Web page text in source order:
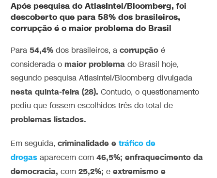
Após pesquisa do AtlasIntel/Bloomberg, foi
descoberto que para 58% dos brasileiros,
corrupção é o maior problema do Brasil
Para 54,4% dos brasileiros, acorrupção é
considerada omaior problemado Brasil hoje,
segundo pesquisa AtlasIntel/Bloomberg divulgada
nesta quinta-feira (28). Contudo, o questionamento
pediu que fossem escolhidos três do total de
problemas listados.
Em seguida,criminalidade etráfico de
drogas aparecem com 46,5%; enfraquecimento da
democracia,com25,2%;eextremismo e